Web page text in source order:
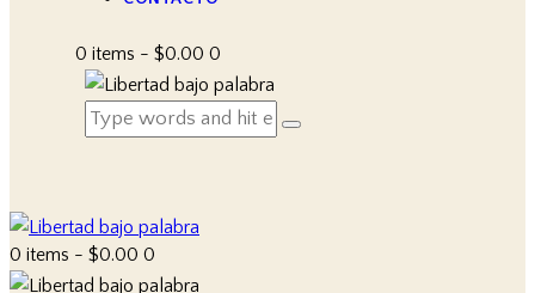
0 items - $0.00 0
0 items - $0.00 0